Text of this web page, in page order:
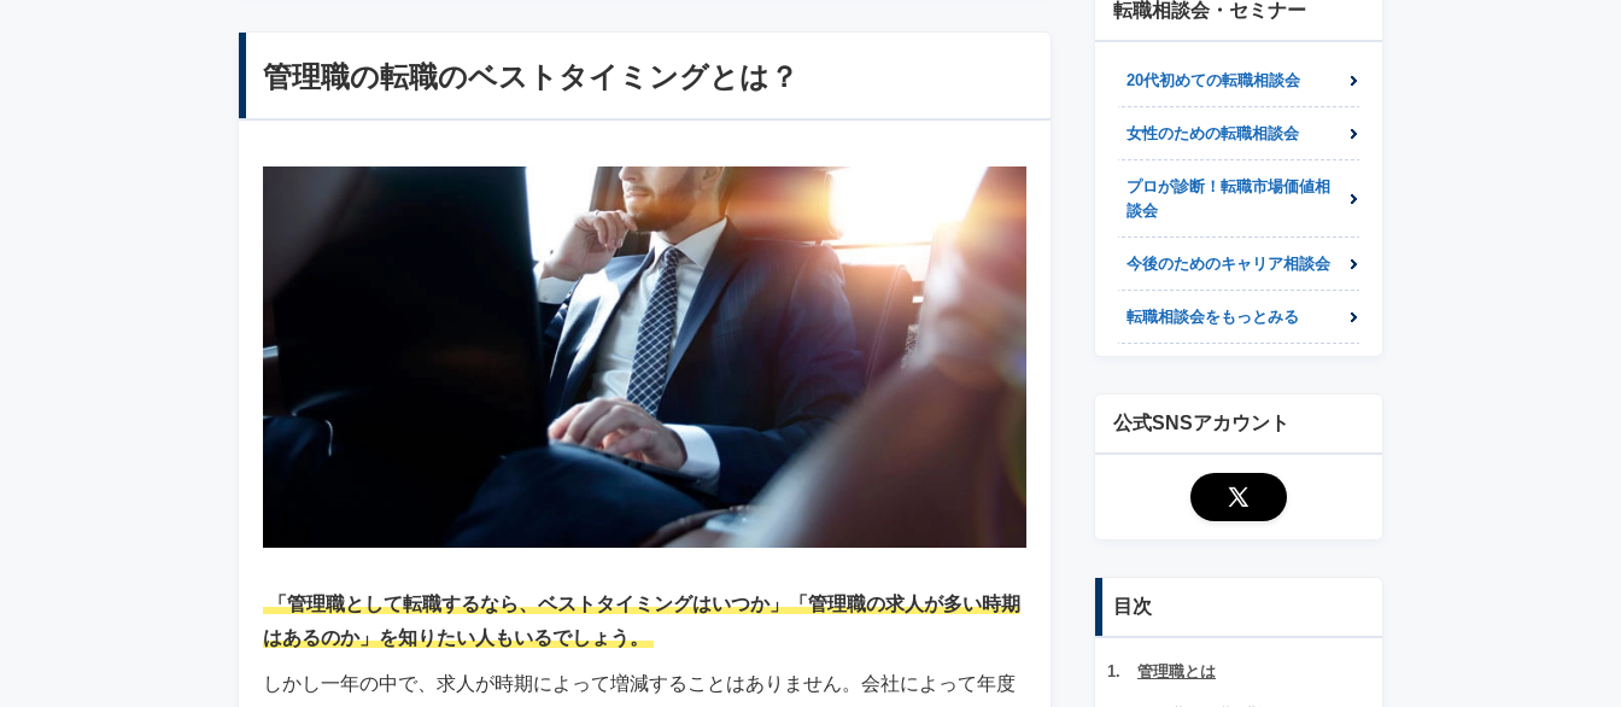
管理職の転職のベストタイミングとは？
「管理職として転職するなら、ベストタイミングはいつか」「管理職の求人が多い時期
はあるのか」を知りたい人もいるでしょう。
しかし一年の中で、求人が時期によって増減することはありません。会社によって年度
転職相談会・セミナー
20代初めての転職相談会
女性のための転職相談会
プロが診断！転職市場価値相
談会
今後のためのキャリア相談会
転職相談会をもっとみる
公式SNSアカウント
目次
管理職とは